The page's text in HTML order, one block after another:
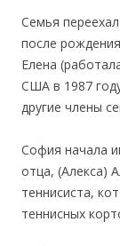
Семья
после
Елена
США в 1987
другие члены
София начала
отца, (Алекса)
теннисиста,
теннисных